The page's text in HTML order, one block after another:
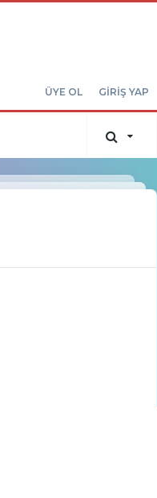
ÜYE OL GİRİŞ YAP